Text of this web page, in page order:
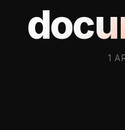
1